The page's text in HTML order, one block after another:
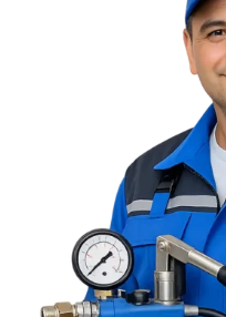
Сервисные центры
Ремонт кофемашин
Ремонт микроволновок
Ремонт парогенераторов
Ремонт пылесосов